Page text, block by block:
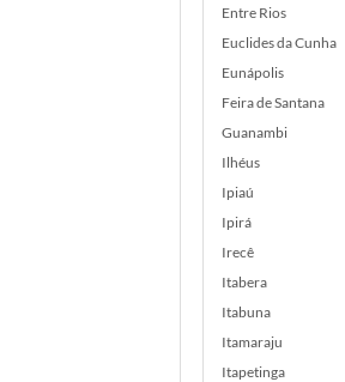
Entre Rios
Euclides da Cunha
Eunápolis
Feira de Santana
Guanambi
Ilhéus
Ipiaú
Ipirá
Irecê
Itabera
Itabuna
Itamaraju
Itapetinga